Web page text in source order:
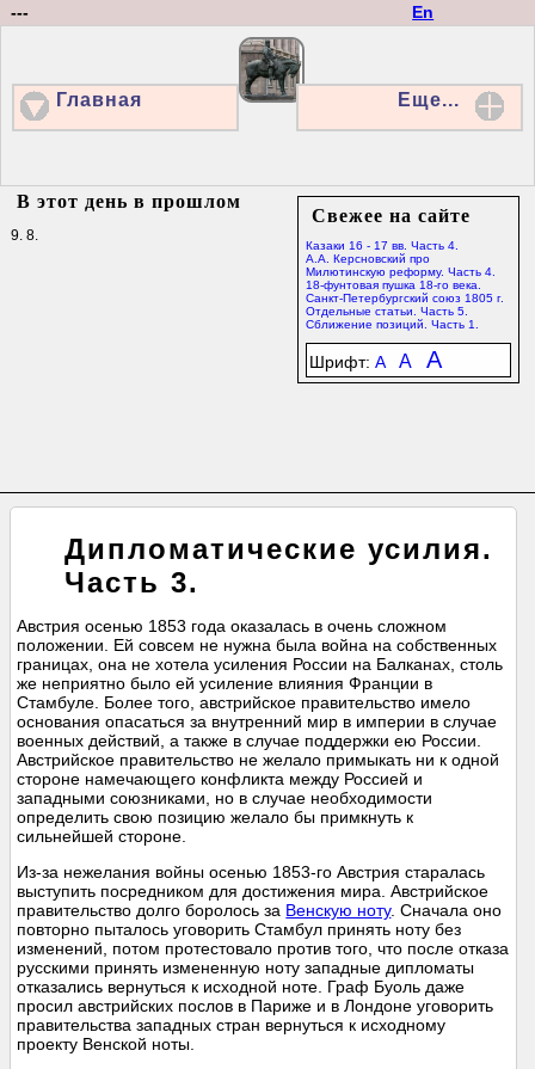
En
---
Главная Еще...
Свежее на сайте
Казаки 16 - 17 вв. Часть 4.
А.А. Керсновский про
Милютинскую реформу. Часть 4.
18-фунтовая пушка 18-го века.
Санкт-Петербургский союз 1805 г.
Отдельные статьи. Часть 5.
Сближение позиций. Часть 1.
Шрифт: A A A
В этот день в прошлом
9. 8.
Дипломатические усилия.
Часть 3.
Австрия осенью 1853 года оказалась в очень сложном
положении. Ей совсем не нужна была война на собственных
границах, она не хотела усиления России на Балканах, столь
же неприятно было ей усиление влияния Франции в
Стамбуле. Более того, австрийское правительство имело
основания опасаться за внутренний мир в империи в случае
военных действий, а также в случае поддержки ею России.
Австрийское правительство не желало примыкать ни к одной
стороне намечающего конфликта между Россией и
западными союзниками, но в случае необходимости
определить свою позицию желало бы примкнуть к
сильнейшей стороне.
Из-за нежелания войны осенью 1853-го Австрия старалась
выступить посредником для достижения мира. Австрийское
правительство долго боролось за Венскую ноту. Сначала оно
повторно пыталось уговорить Стамбул принять ноту без
изменений, потом протестовало против того, что после отказа
русскими принять измененную ноту западные дипломаты
отказались вернуться к исходной ноте. Граф Буоль даже
просил австрийских послов в Париже и в Лондоне уговорить
правительства западных стран вернуться к исходному
проекту Венской ноты.